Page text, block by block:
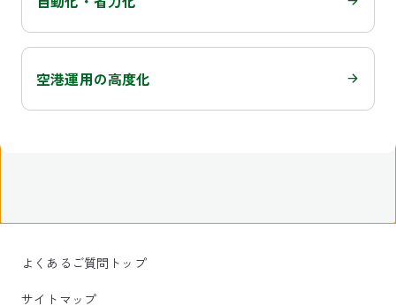
空港運用の高度化
よくあるご質問トップ
サイトマップ